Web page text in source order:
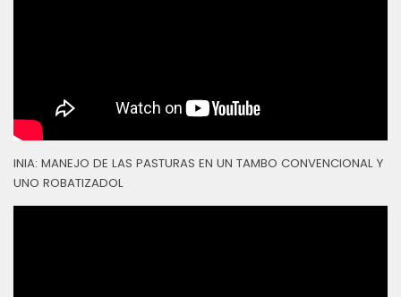
INIA: MANEJO DE LAS PASTURAS EN UN TAMBO CONVENCIONAL Y
UNO ROBATIZADOL